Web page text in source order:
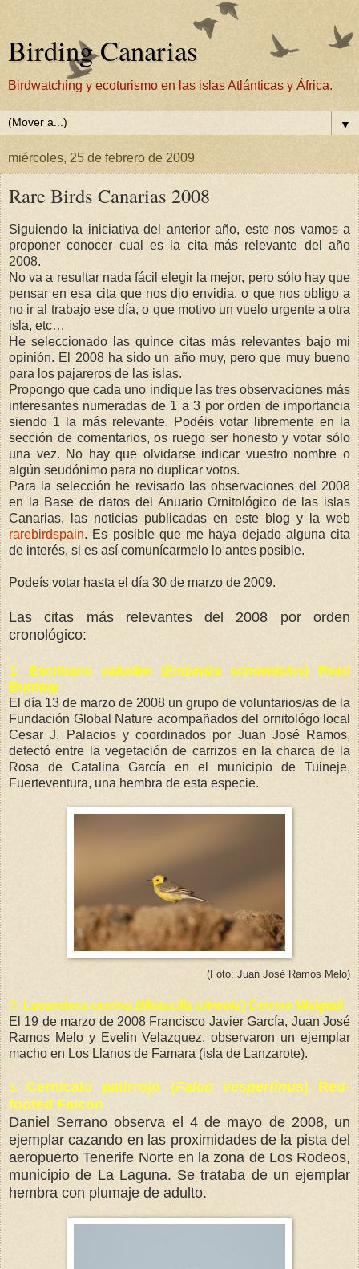
Birding Canarias
Birdwatching y ecoturismo en las islas Atlánticas y África.
▼
miércoles, 25 de febrero de 2009
Rare Birds Canarias 2008
Siguiendo la iniciativa del anterior año, este nos vamos a
proponer conocer cual es la cita más relevante del año
2008.
No va a resultar nada fácil elegir la mejor, pero sólo hay que
pensar en esa cita que nos dio envidia, o que nos obligo a
no ir al trabajo ese día, o que motivo un vuelo urgente a otra
isla, etc…
He seleccionado las quince citas más relevantes bajo mi
opinión. El 2008 ha sido un año muy, pero que muy bueno
para los pajareros de las islas.
Propongo que cada uno indique las tres observaciones más
interesantes numeradas de 1 a 3 por orden de importancia
siendo 1 la más relevante. Podéis votar libremente en la
sección de comentarios, os ruego ser honesto y votar sólo
una vez. No hay que olvidarse indicar vuestro nombre o
algún seudónimo para no duplicar votos.
Para la selección he revisado las observaciones del 2008
en la Base de datos del Anuario Ornitológico de las islas
Canarias, las noticias publicadas en este blog y la web
rarebirdspain. Es posible que me haya dejado alguna cita
de interés, si es así comunícarmelo lo antes posible.
Podeís votar hasta el día 30 de marzo de 2009.
Las citas más relevantes del 2008 por orden
cronológico:
1. Escribano palustre (Emberiza schoeniclus) Reed
Bunting
El día 13 de marzo de 2008 un grupo de voluntarios/as de la
Fundación Global Nature acompañados del ornitológo local
Cesar J. Palacios y coordinados por Juan José Ramos,
detectó entre la vegetación de carrizos en la charca de la
Rosa de Catalina García en el municipio de Tuineje,
Fuerteventura, una hembra de esta especie.
(Foto: Juan José Ramos Melo)
2. Lavandera cetrina (Motacilla citreola) Cetrine Waigtail
El 19 de marzo de 2008 Francisco Javier García, Juan José
Ramos Melo y Evelin Velazquez, observaron un ejemplar
macho en Los Llanos de Famara (isla de Lanzarote).
3.Cernicalo patirrojo (Falco vespertinus) Red-
footed Falcon
Daniel Serrano observa el 4 de mayo de 2008, un
ejemplar cazando en las proximidades de la pista del
aeropuerto Tenerife Norte en la zona de Los Rodeos,
municipio de La Laguna. Se trataba de un ejemplar
hembra con plumaje de adulto.